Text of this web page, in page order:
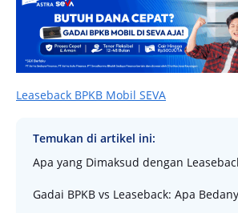
Leaseback BPKB Mobil SEVA
Temukan di artikel ini:
Apa yang Dimaksud dengan
Gadai BPKB vs Leaseback: Apa